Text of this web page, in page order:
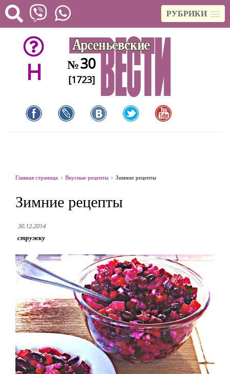
РУБРИКИ
H №30
[1723]
Главная страница Вкусные рецепты Зимние рецепты
Зимние рецепты
30.12.2014
стружку